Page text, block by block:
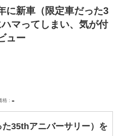
に新車（限定車だった3
マってしまい、気が付
ュー
格 -
35thアニバーサリー）を